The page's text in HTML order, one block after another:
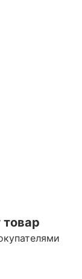
товар